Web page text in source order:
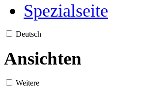
Spezialseite
Deutsch
Ansichten
Weitere